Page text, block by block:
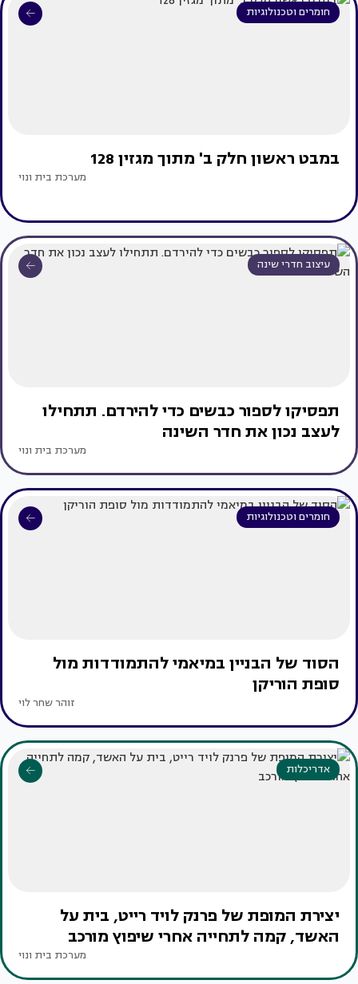
חומרים וטכנולוגיות
במבט ראשון חלק ב' מתוך מגזין 128
מערכת בית ונוי
עיצוב חדרי שינה
תפסיקו לספור כבשים כדי להירדם. תתחילו
לעצב נכון את חדר השינה
מערכת בית ונוי
חומרים וטכנולוגיות
הסוד של הבניין במיאמי להתמודדות מול
סופת הוריקן
זוהר שחר לוי
אדריכלות
יצירת המופת של פרנק לויד רייט, בית על
האשד, קמה לתחייה אחרי שיפוץ מורכב
מערכת בית ונוי